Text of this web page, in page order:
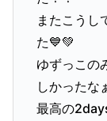
またこうし
た💙💚
ゆずっこの
しかったな
最高の